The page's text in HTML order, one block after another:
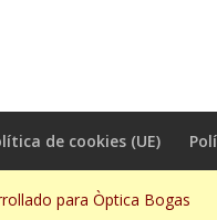
de cookies (UE)
para Òptica Bogas